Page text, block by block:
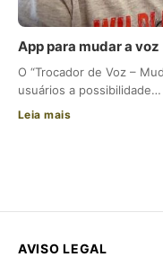
App para mudar a voz
O “Trocador de Voz –
usuários a possibilidade…
Leia mais
AVISO LEGAL